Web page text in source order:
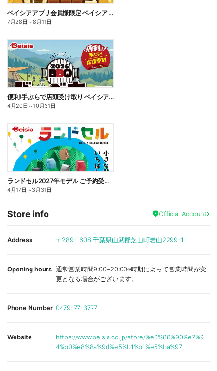
ベイシアアプリ会員様限定 ベイシア ジャンボ ポイント抽選キャンペーン
7月28日 ～8月11日
便利!手ぶらで店頭受け取り ベイシアBBQカタログ ご予約受付中!
4月20日 ～10月31日
ランドセル2027年モデル ご予約受付中!
4月17日 ～ 3月31日
Store info Official Account
Address 〒289-1608 千葉県山武郡芝山町岩山2299-1
Opening hours 通常営業時間9:00~20:00※時期によって営業時間が変
更となる場合がございます。
Phone Number 0479-77-3777
Website
https://www.beisia.co.jp/store/%e6%88%90%e7%9
4%b0%e8%8a%9d%e5%b1%b1%e5%ba%97